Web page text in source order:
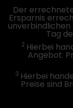
Der
Ersparnis
Tag
2 Hierbei
Angebot.
3 Hierbei
Preise sind